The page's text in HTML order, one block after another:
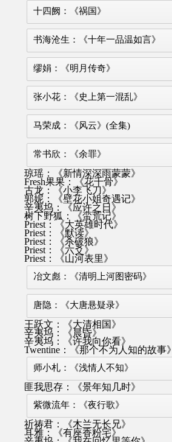
十四阙：《祸国》
书海沧生：《十年一品温如言》
缪娟：《明月传奇》
张小花：《史上第一混乱》
马荣成：《风云》(全集)
常书欣：《余罪》
琼瑶：《新情深深雨蒙蒙》
Fresh果果：《花千骨》
古龙：《小李飞刀》
郭妮：《壁花小姐奇遇记》
辛夷坞：《应许之日》
树下野狐：《蛮荒记》
Priest：《大英雄时代》
Priest：《默读》
Priest：《杀破狼》
Priest：《六爻》
Priest：《山河表里》
冶文彪：《清明上河图密码》
唐隐：《大唐悬疑录》
王跃文：《大清相国》
辛夷坞：《晨昏》
辛夷坞：《许我向你看》
Twentine：《那个不为人知的故事》
师小札：《浅情人不知》
匪我思存：《景年知几时》
紫微流年：《夜行歌》
祈祷君：《木兰无长兄》
耳雅：《有座香粉宅》